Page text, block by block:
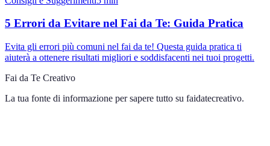
5 Errori da Evitare nel Fai da Te: Guida Pratica
Evita gli errori più comuni nel fai da te! Questa guida pratica ti
aiuterà a ottenere risultati migliori e soddisfacenti nei tuoi progetti.
Fai da Te Creativo
La tua fonte di informazione per sapere tutto su faidatecreativo.